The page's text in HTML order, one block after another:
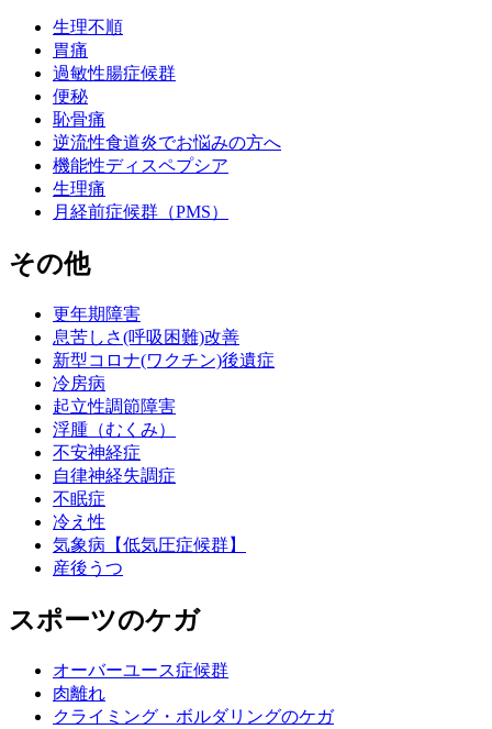
生理不順
胃痛
過敏性腸症候群
便秘
恥骨痛
逆流性食道炎でお悩みの方へ
機能性ディスペプシア
生理痛
月経前症候群（PMS）
その他
更年期障害
息苦しさ(呼吸困難)改善
新型コロナ(ワクチン)後遺症
冷房病
起立性調節障害
浮腫（むくみ）
不安神経症
自律神経失調症
不眠症
冷え性
気象病【低気圧症候群】
産後うつ
スポーツのケガ
オーバーユース症候群
肉離れ
クライミング・ボルダリングのケガ